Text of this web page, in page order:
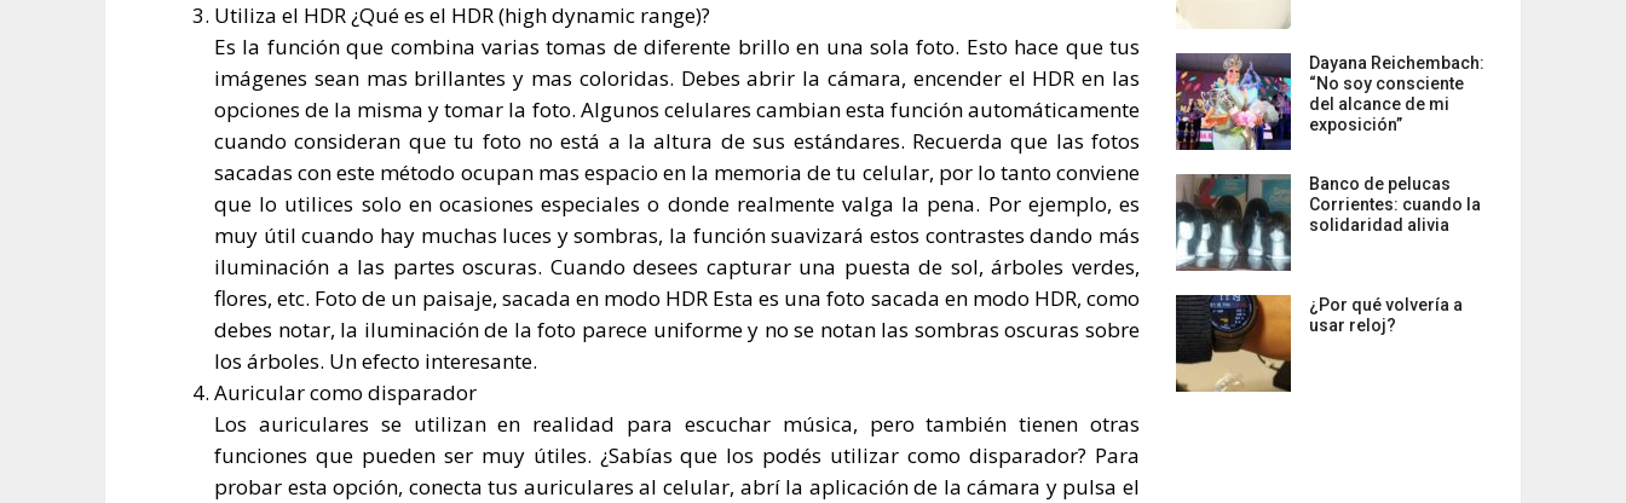
Utiliza el HDR ¿Qué es el HDR (high dynamic range)?
Es la función que combina varias tomas de diferente brillo en una sola foto. Esto hace que tus
imágenes sean mas brillantes y mas coloridas. Debes abrir la cámara, encender el HDR en las
opciones de la misma y tomar la foto. Algunos celulares cambian esta función automáticamente
cuando consideran que tu foto no está a la altura de sus estándares. Recuerda que las fotos
sacadas con este método ocupan mas espacio en la memoria de tu celular, por lo tanto conviene
que lo utilices solo en ocasiones especiales o donde realmente valga la pena. Por ejemplo, es
muy útil cuando hay muchas luces y sombras, la función suavizará estos contrastes dando más
iluminación a las partes oscuras. Cuando desees capturar una puesta de sol, árboles verdes,
flores, etc. Foto de un paisaje, sacada en modo HDR Esta es una foto sacada en modo HDR, como
debes notar, la iluminación de la foto parece uniforme y no se notan las sombras oscuras sobre
los árboles. Un efecto interesante.
Auricular como disparador
Los auriculares se utilizan en realidad para escuchar música, pero también tienen otras
funciones que pueden ser muy útiles. ¿Sabías que los podés utilizar como disparador? Para
probar esta opción, conecta tus auriculares al celular, abrí la aplicación de la cámara y pulsa el
Dayana Reichembach:
“No soy consciente
del alcance de mi
exposición”
Banco de pelucas
Corrientes: cuando la
solidaridad alivia
¿Por qué volvería a
usar reloj?